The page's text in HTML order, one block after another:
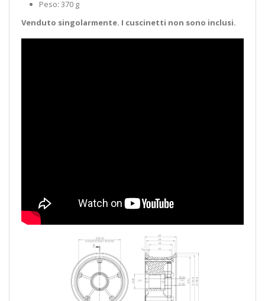
Peso: 370 g
Venduto singolarmente. I cuscinetti non sono inclusi.